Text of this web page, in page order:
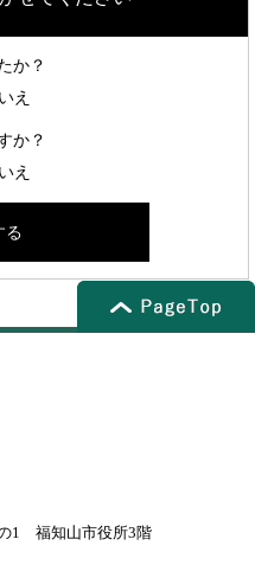
か？
え
か？
え
1 福知山市役所3階